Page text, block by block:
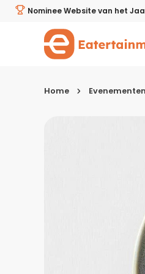
Kom proeven! Noedels met
Nominee Website van het
Kies je
Voor- &
Home Evenementen